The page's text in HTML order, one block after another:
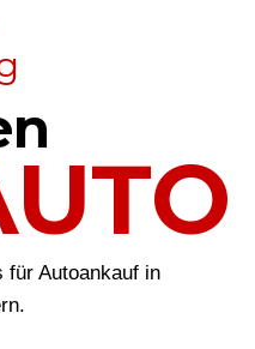
für Autoankauf in